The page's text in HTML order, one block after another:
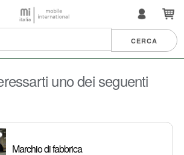
uno dei seguenti
Marchio di fabbrica